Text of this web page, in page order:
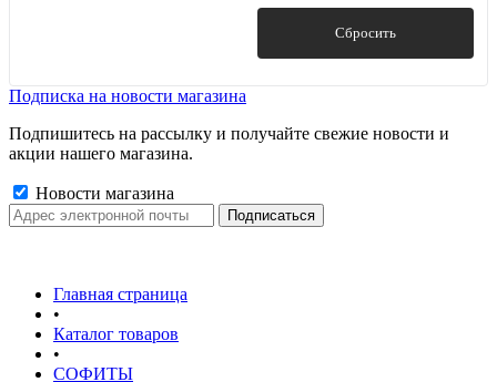
Сбросить
Подписка на новости магазина
Подпишитесь на рассылку и получайте свежие новости и
акции нашего магазина.
Новости магазина
Главная страница
•
Каталог товаров
•
СОФИТЫ